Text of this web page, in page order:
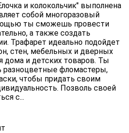
и колокольчик" выполнена
собой многоразовый
ты сможешь провести
а также создать
Трафарет идеально подойдет
стен, мебельных и дверных
дома и детских товаров. Ты
фломастеры,
чтобы придать своим
Позволь своей
с...